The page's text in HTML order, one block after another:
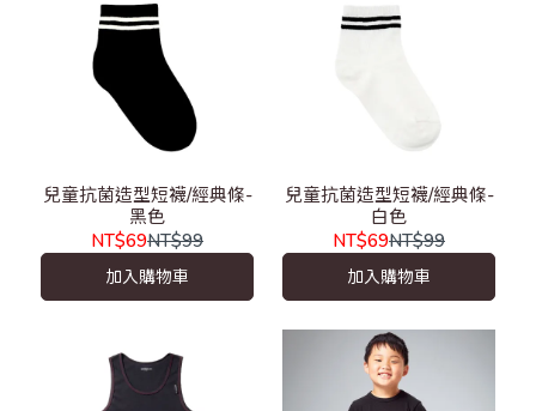
兒童抗菌造型短襪/經典條-
黑色
NT$69NT$99
加入購物車
兒童抗菌造型短襪/經典條-
白色
NT$69NT$99
加入購物車